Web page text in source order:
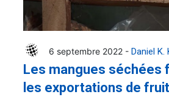
6 septembre 2022 - Daniel K.
Les mangues séchées
les exportations de